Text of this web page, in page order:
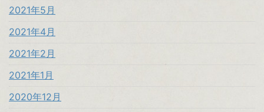
2021年5月
2021年4月
2021年2月
2021年1月
2020年12月